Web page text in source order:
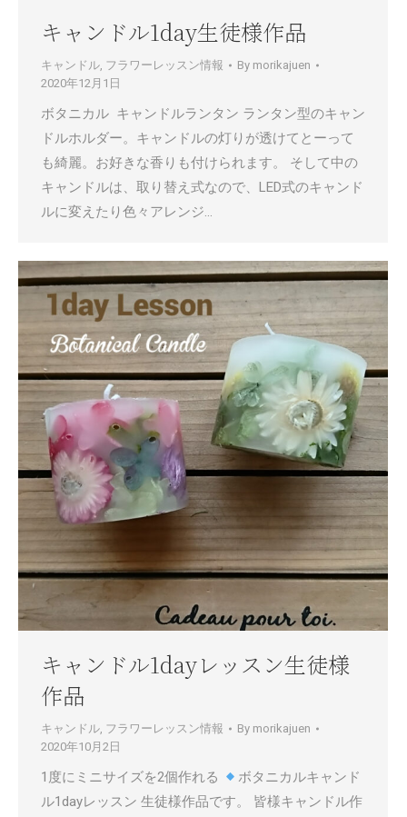
キャンドル1day生徒様作品
キャンドル, フラワーレッスン情報 By morikajuen
2020年12月1日
ボタニカル キャンドルランタン ランタン型のキャン
ドルホルダー。キャンドルの灯りが透けてとーって
も綺麗。お好きな香りも付けられます。 そして中の
キャンドルは、取り替え式なので、LED式のキャンド
ルに変えたり色々アレンジ…
キャンドル1dayレッスン生徒様
作品
キャンドル, フラワーレッスン情報 By morikajuen
2020年10月2日
1度にミニサイズを2個作れる
ボタニカルキャンド
ル1dayレッスン 生徒様作品です。 皆様キャンドル作